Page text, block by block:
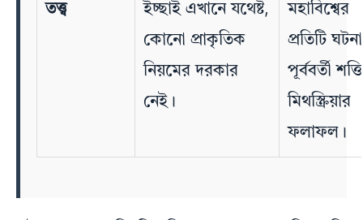
তত্ত্ব
ইচ্ছাই এখানে যথেষ্ট,
কোনো প্রাকৃতিক
নিয়মের দরকার
নেই।
মহাবিশ্বের
প্রতিটি ঘটনা
পূর্ববর্তী
মিথস্ক্রিয়ার
ফলাফল।